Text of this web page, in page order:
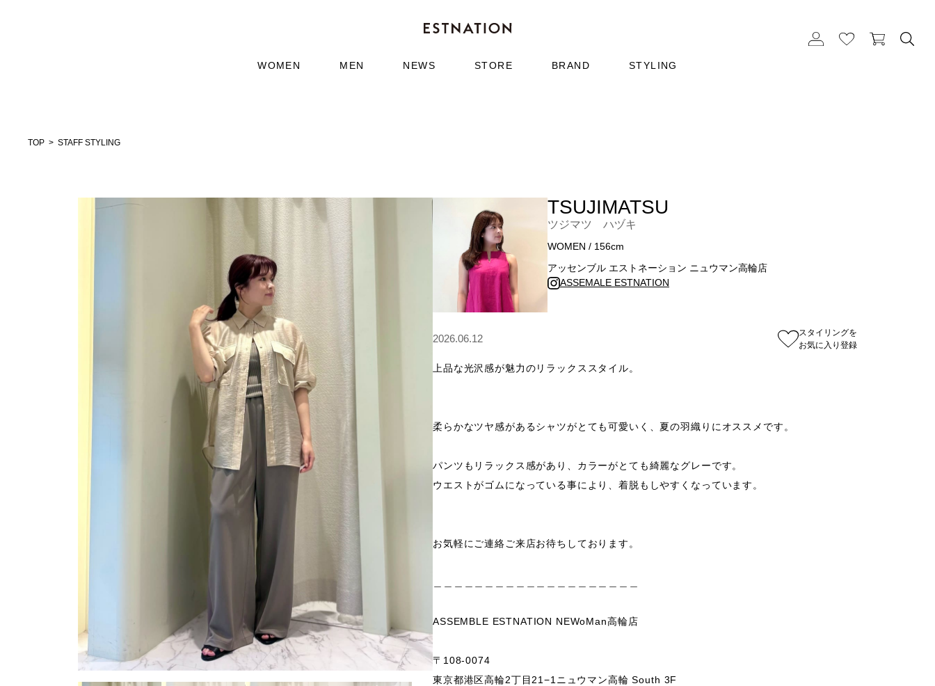
WOMEN MEN NEWS STORE BRAND STYLING
TOP STAFF STYLING
TSUJIMATSU
ツジマツ ハヅキ
WOMEN / 156cm
アッセンブル エストネーション ニュウマン高輪店
ASSEMALE ESTNATION
スタイリングを
お気に入り登録
2026.06.12
上品な光沢感が魅力のリラックススタイル。
柔らかなツヤ感があるシャツがとても可愛いく、夏の羽織りにオススメです。
パンツもリラックス感があり、カラーがとても綺麗なグレーです。
ウエストがゴムになっている事により、着脱もしやすくなっています。
お気軽にご連絡ご来店お待ちしております。
ASSEMBLE ESTNATION NEWoMan高輪店
〒108-0074
東京都港区高輪2丁目21−1ニュウマン高輪 South 3F